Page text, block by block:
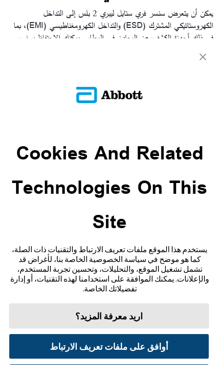
يمكن أن يتعرض سنسر فري ستايل ليبري 2 بلس إلى التداخل
الكهروستاتيكي المشترك (ESD) والتداخل الكهرومغناطيسي (EMI)، بما
في ذلك أجهزة الكشف عن المعادن في المطار. يمكنك الاحتفاظ بسنسر
فقم بإخطار ضابط الأمن قبل المرور عبر نقطة التفتيش الأمنية في
خريطة الموقع
شروط الاستخدام سياسة الخصوصية
تفضيلات ملفات تعريف الارتباط
© 2026 أبوت. جميع الحقوق محفوظة. ليبري، وشعار الفراشة، وشكل ومظهر المجس، واللون الأصفر،
والعلامات، و/أو التصاميم ذات الصلة، تُعدّ ملكية فكرية لمجموعة شركات أبوت في مناطق مختلفة.
العلامات التجارية الأخرى مملوكة لأصحابها المعنيين. لا يجوز استخدام أي علامة تجارية، أو اسم
Cookies And Related
Technologies On This
Site
يستخدم هذا الموقع ملفات تعريف الارتباط والتقنيات ذات الصلة،
كما هو موضح في سياسة الخصوصية الخاصة بنا، لأغراض قد
تشمل تشغيل الموقع، والتحليلات، وتحسين تجربة المستخدم،
والإعلانات. يمكنك الموافقة على استخدامنا لهذه التقنيات، أو إدارة
تفضيلاتك الخاصة.
اريد معرفة المزيد؟
أوافق على ملفات تعريف الارتباط